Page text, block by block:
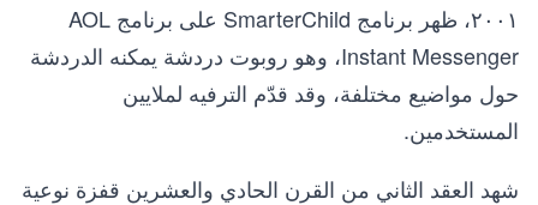
٢٠٠١، ظهر برنامج SmarterChild على برنامج AOL
Instant Messenger، وهو روبوت دردشة يمكنه الدردشة
حول مواضيع مختلفة، وقد قدّم الترفيه لملايين
المستخدمين.
شهد العقد الثاني من القرن الحادي والعشرين قفزة نوعية